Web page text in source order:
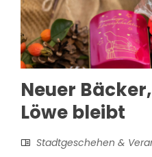
Neuer
Löwe bleibt
Stadtgeschehen &